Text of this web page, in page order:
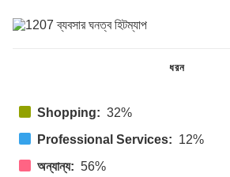
ধরন
Shopping: 32%
Professional Services: 12%
অন্যান্য: 56%